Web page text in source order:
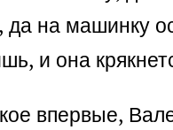
да на машинку
и она
впервые,